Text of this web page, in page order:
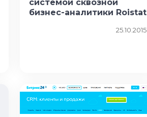
системой сквозной
бизнес-аналитики Roistat
25.10.2015